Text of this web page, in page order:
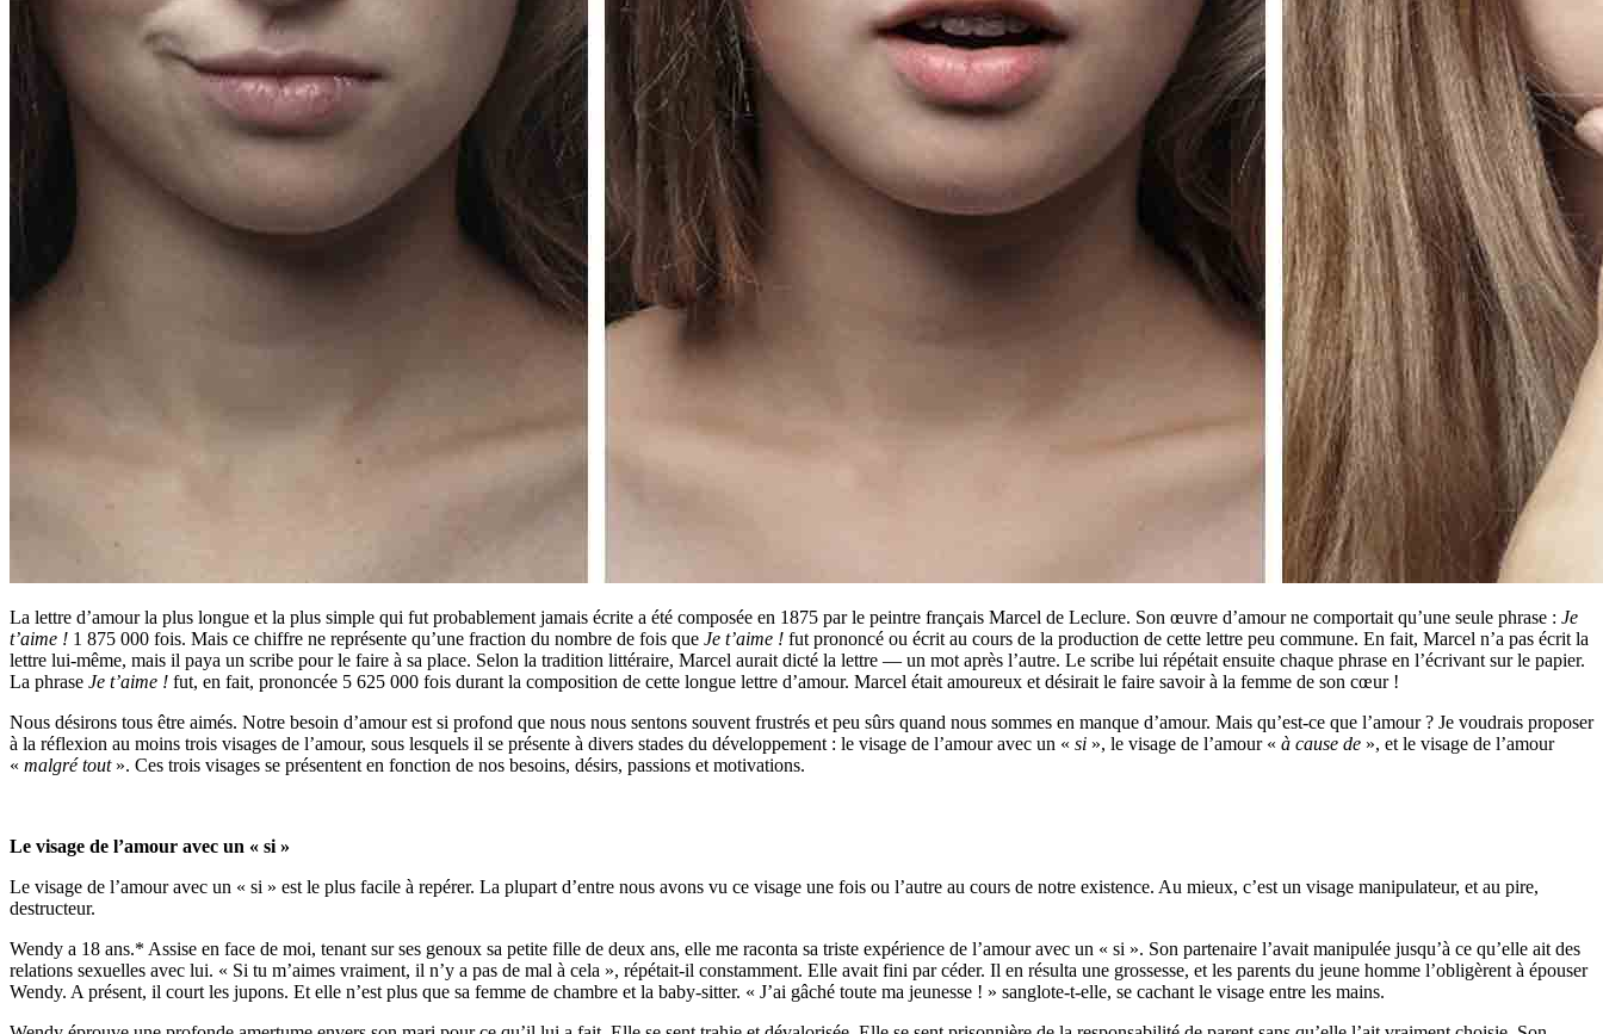
La lettre d’amour la plus longue et la plus simple qui fut probablement jamais écrite a été composée en 1875 par le peintre français Marcel de Leclure. Son œuvre d’amour ne comportait qu’une seule phrase : Je
t’aime ! 1 875 000 fois. Mais ce chiffre ne représente qu’une fraction du nombre de fois que Je t’aime ! fut prononcé ou écrit au cours de la production de cette lettre peu commune. En fait, Marcel n’a pas écrit la
lettre lui-même, mais il paya un scribe pour le faire à sa place. Selon la tradition littéraire, Marcel aurait dicté la lettre — un mot après l’autre. Le scribe lui répétait ensuite chaque phrase en l’écrivant sur le papier.
La phrase Je t’aime ! fut, en fait, prononcée 5 625 000 fois durant la composition de cette longue lettre d’amour. Marcel était amoureux et désirait le faire savoir à la femme de son cœur !
Nous désirons tous être aimés. Notre besoin d’amour est si profond que nous nous sentons souvent frustrés et peu sûrs quand nous sommes en manque d’amour. Mais qu’est-ce que l’amour ? Je voudrais proposer
à la réflexion au moins trois visages de l’amour, sous lesquels il se présente à divers stades du développement : le visage de l’amour avec un « si », le visage de l’amour « à cause de », et le visage de l’amour
« malgré tout». Ces trois visages se présentent en fonction de nos besoins, désirs, passions et motivations.
Le visage de l’amour avec un « si »
Le visage de l’amour avec un « si » est le plus facile à repérer. La plupart d’entre nous avons vu ce visage une fois ou l’autre au cours de notre existence. Au mieux, c’est un visage manipulateur, et au pire,
destructeur.
Wendy a 18 ans.* Assise en face de moi, tenant sur ses genoux sa petite fille de deux ans, elle me raconta sa triste expérience de l’amour avec un « si ». Son partenaire l’avait manipulée jusqu’à ce qu’elle ait des
relations sexuelles avec lui. « Si tu m’aimes vraiment, il n’y a pas de mal à cela », répétait-il constamment. Elle avait fini par céder. Il en résulta une grossesse, et les parents du jeune homme l’obligèrent à épouser
Wendy. A présent, il court les jupons. Et elle n’est plus que sa femme de chambre et la baby-sitter. « J’ai gâché toute ma jeunesse ! » sanglote-t-elle, se cachant le visage entre les mains.